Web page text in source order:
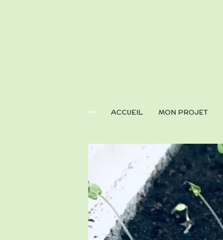
ACCUEIL MON PROJET